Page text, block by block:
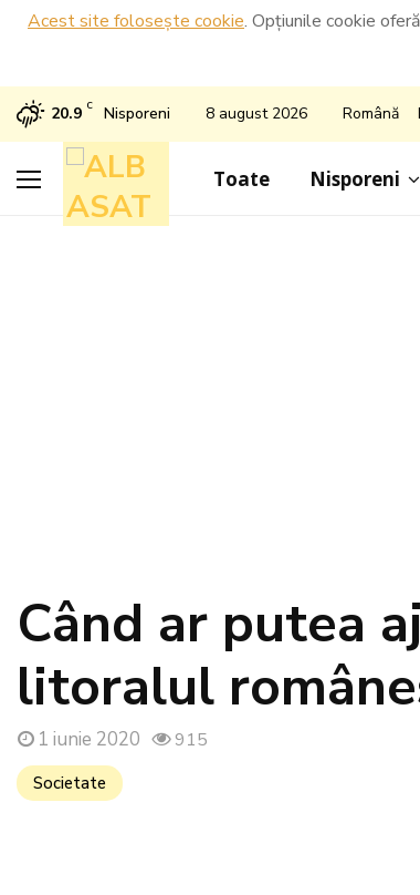
Acest site folosește cookie. Opțiunile cookie
20.9 C Nisporeni 8 august 2026 Română
Toate Nisporeni
Când ar putea
litoralul
1 iunie 2020 915
Societate